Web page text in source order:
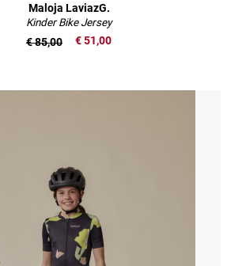
Maloja LaviazG.
Kinder Bike Jersey
€ 51,00
€ 85,00